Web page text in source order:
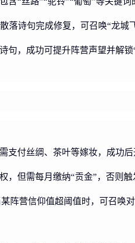
落诗句完成修复，可召唤“龙城
句，成功可提升阵营声望并解锁
付丝绸、茶叶等嫁妆，成功后
，但需每月缴纳“贡金”，否则触
阵营信仰值超阈值时，可召唤对